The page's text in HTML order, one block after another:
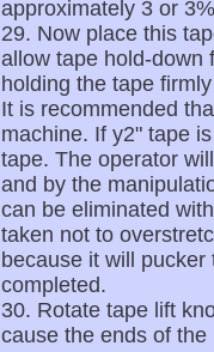
approximately 3 or
29. Now place this
allow tape hold-down
holding the tape
It is recommended
machine. If y2" tape
tape. The operator
and by the
can be eliminated
taken not to
because it will
completed.
30. Rotate tape lift
cause the ends of